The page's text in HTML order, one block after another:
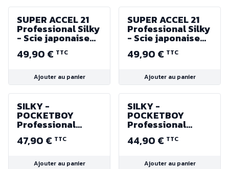
SUPER ACCEL 21
Professional Silky
- Scie japonaise
210mm - denture
14/30mm (fine) -
49,90 € TTC
Ajouter au panier
SUPER ACCEL 21
Professional Silky
- Scie japonaise
210mm - denture
7.5/30mm
épaisseur 1.3mm
49,90 € TTC
Ajouter au panier
SILKY -
POCKETBOY
Professional
Longueur 170 mm
47,90 € TTC
Ajouter au panier
SILKY -
POCKETBOY
Professional
Longueur 130 mm
44,90 € TTC
Ajouter au panier